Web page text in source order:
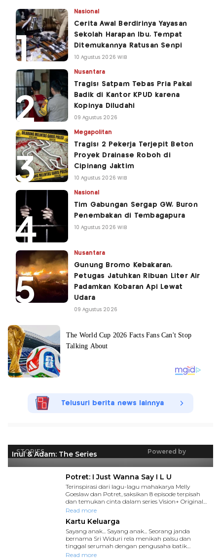
Nasional
Cerita Awal Berdirinya Yayasan
Sekolah Harapan Ibu, Tempat
Ditemukannya Ratusan Senpi
10 Agustus 2026 WIB
Nusantara
Tragis! Satpam Tebas Pria Pakai
Badik di Kantor KPUD karena
Kopinya Diludahi
09 Agustus 2026
Megapolitan
Tragis! 2 Pekerja Terjepit Beton
Proyek Drainase Roboh di
Cipinang Jaktim
10 Agustus 2026 WIB
Nasional
Tim Gabungan Sergap GW, Buron
Penembakan di Tembagapura
10 Agustus 2026 WIB
Nusantara
Gunung Bromo Kebakaran,
Petugas Jatuhkan Ribuan Liter Air
Padamkan Kobaran Api Lewat
Udara
09 Agustus 2026
Telusuri berita news lainnya